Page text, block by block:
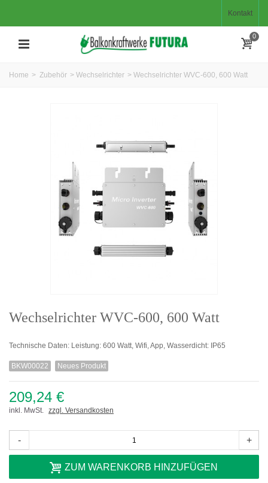
Kontakt
0
Home > Zubehör > Wechselrichter > Wechselrichter WVC-600, 600 Watt
Wechselrichter WVC-600, 600 Watt
Technische Daten: Leistung: 600 Watt, Wifi, App, Wasserdicht: IP65
BKW00022 Neues Produkt
209,24 €
inkl. MwSt. zzgl. Versandkosten
- +
ZUM WARENKORB HINZUFÜGEN